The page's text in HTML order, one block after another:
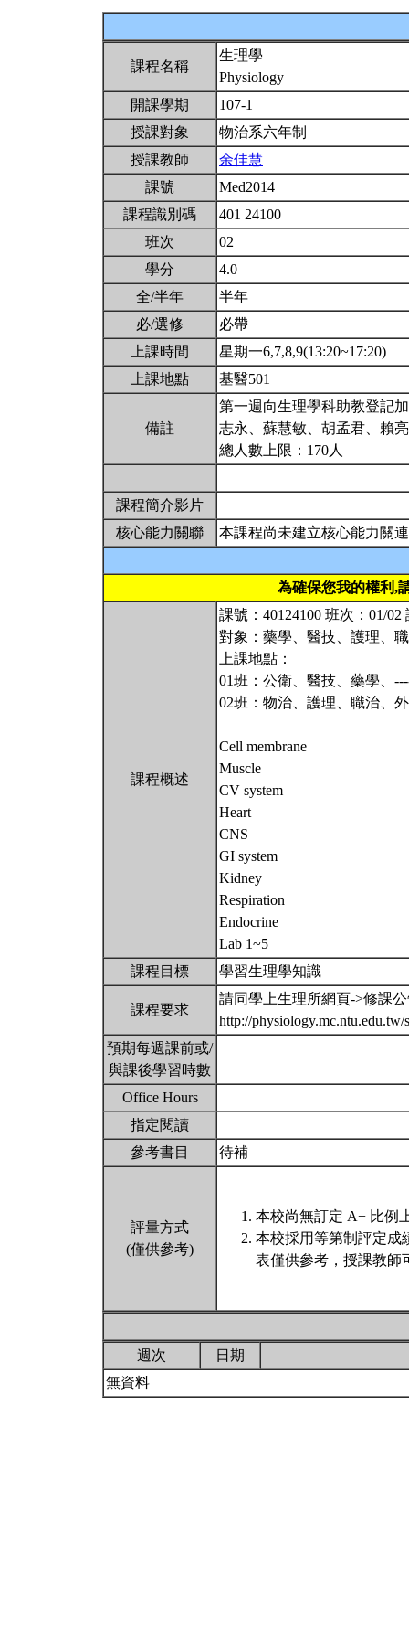
課程名稱
生理學
Physiology
開課學期
107-1
授課對象
物治系六年制
授課教師
余佳慧
課號
Med2014
課程識別碼
401 24100
班次
02
學分
4.0
全/半年
半年
必/選修
必帶
上課時間
星期一6,7,8,9(13:20~17:20)
上課地點
基醫501
備註
第一週向生理學科助教登記
志永、蘇慧敏、胡孟君、賴
總人數上限：170人
課程簡介影片
核心能力關聯
本課程尚未建立核心能力關連
為確保您我的權利,
課程概述
課號：40124100 班次：01/
對象：藥學、醫技、護理、
上課地點：
01班：公衛、醫技、藥學、
02班：物治、護理、職治、
Cell membrane
Muscle
CV system
Heart
CNS
GI system
Kidney
Respiration
Endocrine
Lab 1~5
課程目標
學習生理學知識
課程要求
請同學上生理所網頁->修課
http://
預期每週課前或/
與課後學習時數
Office Hours
指定閱讀
參考書目
待補
評量方式
(僅供參考)
本校尚無訂定 A+ 比例
本校採用等第制評定成
表僅供參考，授課教師
週次
日期
無資料